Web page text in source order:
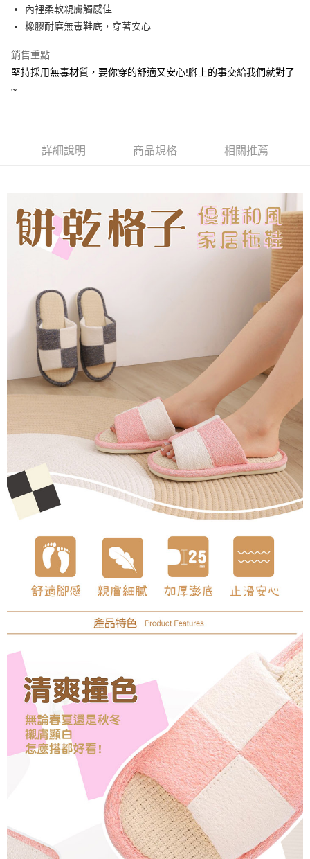
悠遊付
Google Pay
AFTEE先享後付
相關說明
１．簡單：不需註冊會員、不需綁卡、不需儲值。
２．便利：只要手機號碼，簡訊認證，即可結帳。
１．於結帳方式選擇「AFTEE先享後付」後，將跳轉至「AFTEE先享後付」
結帳頁面，進行簡訊認證並確認金額後，即可完成結帳。
２．訂單成立數日內，您將收到繳費通知簡訊。
３．收到繳費通知簡訊後14天內，點擊此簡訊中的連結，可透過四大超商／
ATM／網路銀行／等多元方式進行付款，方視為交易完成。
※ 請注意：結帳手續完成當下不需立刻繳費，但若您需要取消訂單，請聯絡
購買商品的店家。未經商家同意取消之訂單仍視為有效，需透過AFTEE先享
後付繳納相關費用。
※ 交易是否成功請以「AFTEE先享後付 」之結帳頁面顯示為準，若有關於
是否繳費成功／繳費後需取消欲退款等相關疑問，請聯繫「AFTEE先享後付
客戶支援中心」
https://netprotections.freshdesk.com/support/home
【注意事項】
１．透過由恩沛科技股份有限公司提供之「AFTEE先享後付」服務完成之交
易，需依本服務之必要範圍內提供個人資料，並將交易相關給付款項請求債
權轉讓予恩沛科技股份有限公司。
２．關於個人資料處理事宜，請瀏覽以下網址：
https://aftee.tw/terms/#terms3
３．未成年的使用者請事先徵得法定代理人或監護人之同意方可使用
「AFTEE先享後付」，若未經同意申辦者引起之損失，本公司不負相關責
４．使用「AFTEE先享後付」時，將依據個別帳號之用戶狀況，依本公司即
時審查核予不同之上限額度；若仍有額度不足之情形，本公司將視審查結果
請求用戶進行身份認證。
５．嚴禁一人註冊多個帳號或使用他人資訊註冊。若發現惡意使用之情形，
恩沛科技股份有限公司將有權停止該用戶之使用額度並採取法律行動。
運送方式
付款後 全家取貨
每筆NT$80，滿NT$490(含以上)免運費
7-11取貨付款
付款後 7-11取貨
每筆NT$80，滿NT$490(含以上)免運費
每筆NT$80，滿NT$490(含以上)免運費
離島宅配
每筆NT$150，滿NT$800(含以上)免運費
查看運費
內裡柔軟親膚觸感佳
橡膠耐磨無毒鞋底，穿著安心
銷售重點
堅持採用無毒材質，要你穿的舒適又安心!腳上的事交給我們就對了
~
詳細說明 商品規格 相關推薦